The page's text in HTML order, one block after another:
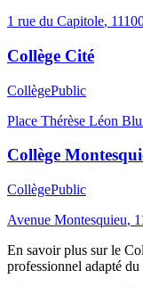
1 rue du Capitole,
Collège Cité
CollègePublic
Place Thérèse Léon
Collège
CollègePublic
Avenue Montesquieu,
En savoir plus sur le
professionnel adapté